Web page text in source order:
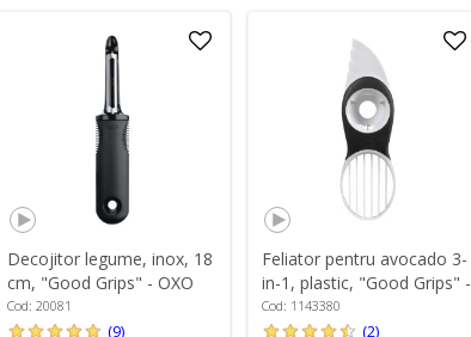
Decojitor legume, inox, 18
cm, "Good Grips" - OXO
Cod: 20081
(9)
Feliator pentru avocado 3-
in-1, plastic, "Good Grips" -
OXO
Cod: 1143380
(2)